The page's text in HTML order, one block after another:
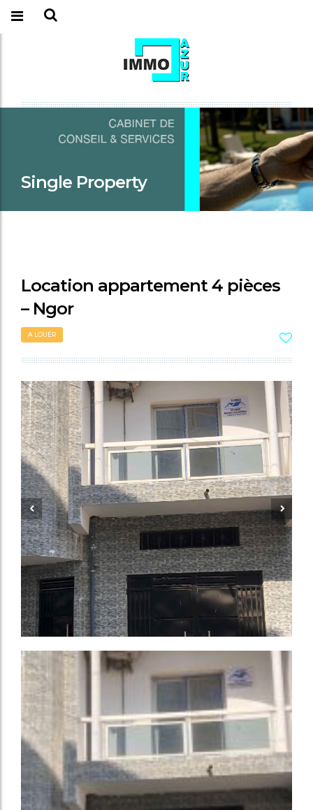
Single Property
Location appartement 4 pièces
– Ngor
A LOUER